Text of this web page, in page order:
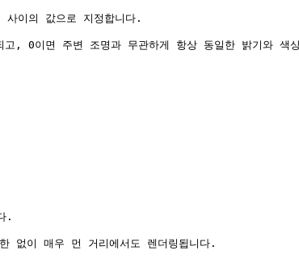
이의 값으로 지정합니다.
, 0이면 주변 조명과 무관하게 항상 동일한 밝기와 색
.
없이 매우 먼 거리에서도 렌더링됩니다.